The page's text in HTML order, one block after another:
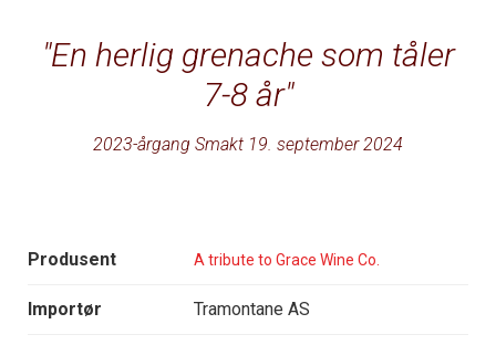
En herlig grenache som tåler
7-8 år
2023-årgang Smakt 19. september 2024
Produsent A tribute to Grace Wine Co.
Importør Tramontane AS